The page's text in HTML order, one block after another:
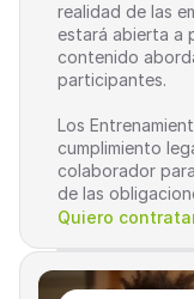
realidad de las
estará abierta a
contenido
participantes.
Los
cumplimiento
colaborador
de las
Quiero